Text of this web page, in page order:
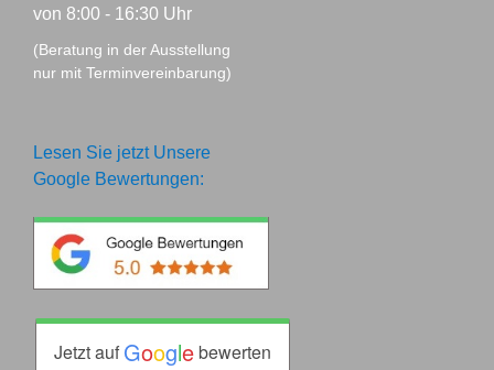
von 8:00 - 16:30 Uhr
(Beratung in der Ausstellung
nur mit Terminvereinbarung)
Lesen Sie jetzt Unsere
Google Bewertungen:
Jetzt auf Googlebewerten